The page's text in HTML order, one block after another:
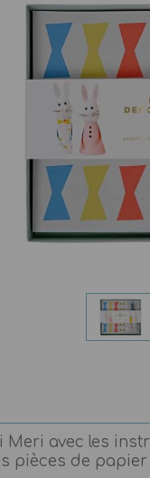
avec les
pièces de